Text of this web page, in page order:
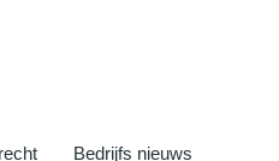
Bedrijfs nieuws